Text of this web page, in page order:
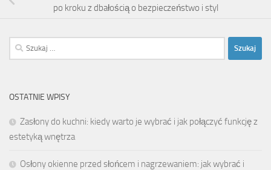
po kroku z dbałością o bezpieczeństwo i styl
Szukaj:
OSTATNIE WPISY
Zasłony do kuchni: kiedy warto je wybrać i jak połączyć funkcję z
estetyką wnętrza
Osłony okienne przed słońcem i nagrzewaniem: jak wybrać i